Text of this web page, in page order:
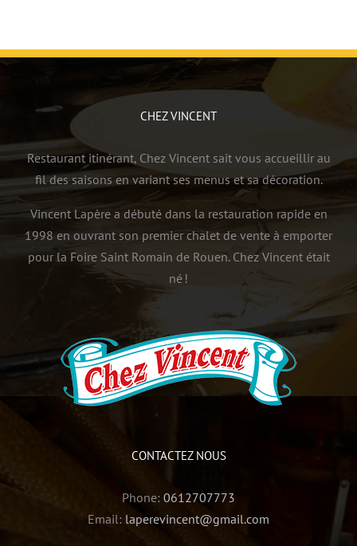
CHEZ VINCENT
Restaurant itinérant, Chez Vincent sait vous accueillir au
fil des saisons en variant ses menus et sa décoration.
Vincent Lapère a débuté dans la restauration rapide en
1998 en ouvrant son premier chalet de vente à emporter
pour la Foire Saint Romain de Rouen. Chez Vincent était
né !
CONTACTEZ NOUS
Phone: 0612707773
Email: laperevincent@gmail.com